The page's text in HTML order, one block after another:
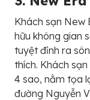
Khách sạn New
hữu không gian
tuyệt đỉnh ra
thích. Khách
4 sao, nằm tọa
đường Nguyễn